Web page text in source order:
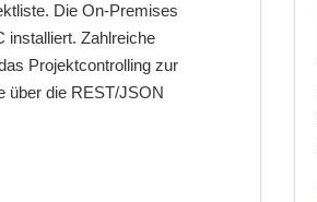
Die On-Premises
installiert. Zahlreiche
Projektcontrolling zur
über die REST/JSON